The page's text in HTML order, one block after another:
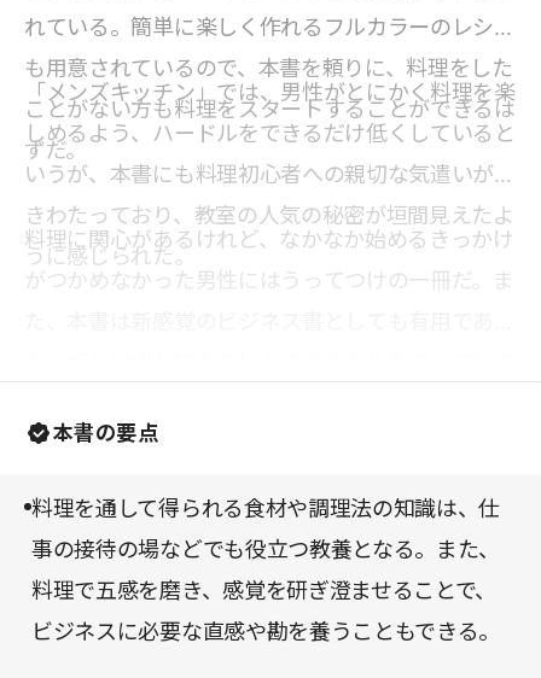
れている。簡単に楽しく作れるフルカラーのレシピ
も用意されているので、本書を頼りに、料理をした
ことがない方も料理をスタートすることができるは
ずだ。
「メンズキッチン」では、男性がとにかく料理を楽
しめるよう、ハードルをできるだけ低くしていると
いうが、本書にも料理初心者への親切な気遣いがゆ
きわたっており、教室の人気の秘密が垣間見えたよ
うに感じられた。
料理に関心があるけれど、なかなか始めるきっかけ
がつかめなかった男性にはうってつけの一冊だ。ま
本書の要点
料理を通して得られる食材や調理法の知識は、仕
事の接待の場などでも役立つ教養となる。また、
料理で五感を磨き、感覚を研ぎ澄ませることで、
ビジネスに必要な直感や勘を養うこともできる。